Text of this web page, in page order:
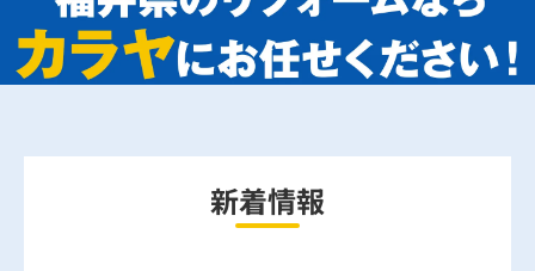
新着情報